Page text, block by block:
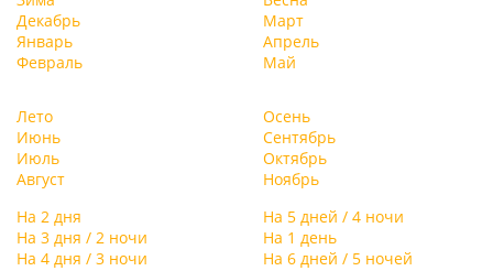
Декабрь
Январь
Февраль
Март
Апрель
Май
Лето
Июнь
Июль
Август
Осень
Сентябрь
Октябрь
Ноябрь
На 2 дня
На 5 дней / 4 ночи
На 3 дня / 2 ночи
На 1 день
На 4 дня / 3 ночи
На 6 дней / 5 ночей